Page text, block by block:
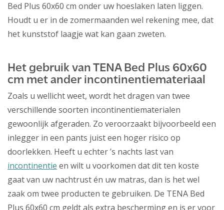
Bed Plus 60x60 cm onder uw hoeslaken laten liggen.
Houdt u er in de zomermaanden wel rekening mee, dat
het kunststof laagje wat kan gaan zweten.
Het gebruik van TENA Bed Plus 60x60
cm met ander incontinentiemateriaal
Zoals u wellicht weet, wordt het dragen van twee
verschillende soorten incontinentiematerialen
gewoonlijk afgeraden. Zo veroorzaakt bijvoorbeeld een
inlegger in een pants juist een hoger risico op
doorlekken. Heeft u echter ’s nachts last van
incontinentie en wilt u voorkomen dat dit ten koste
gaat van uw nachtrust én uw matras, dan is het wel
zaak om twee producten te gebruiken. De TENA Bed
Plus 60x60 cm geldt als extra bescherming en is er voor